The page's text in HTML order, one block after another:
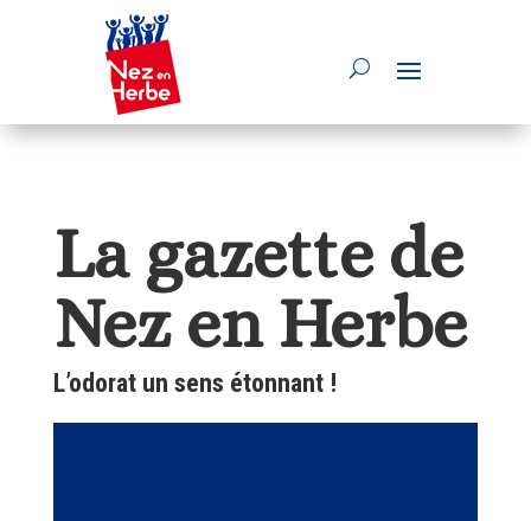
La gazette de
Nez en Herbe
L’odorat un sens étonnant !